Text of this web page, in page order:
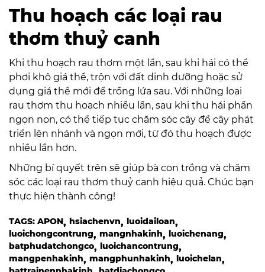
Thu hoạch các loại rau
thơm thuỷ canh
Khi thu hoạch rau thơm một lần, sau khi hái có thể
phơi khô giá thể, trộn với đất dinh dưỡng hoặc sử
dụng giá thể mới để trồng lứa sau. Với những loại
rau thơm thu hoạch nhiều lần, sau khi thu hái phần
ngọn non, có thể tiếp tục chăm sóc cây để cây phát
triển lên nhánh và ngọn mới, từ đó thu hoạch được
nhiều lần hơn.
Những bí quyết trên sẽ giúp bà con trồng và chăm
sóc các loại rau thơm thuỷ canh hiệu quả. Chúc bạn
thực hiện thành công!
TAGS: APON hsiachenvn
luoidailoan
luoichongcontrung
mangnhakinh
luoichenang
batphudatchongco luoichancontrung
mangpenhakinh
mangphunhakinh
luoichelan